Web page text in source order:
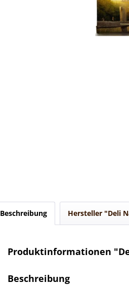
Beschreibung Hersteller "Deli
Produktinformationen
Beschreibung